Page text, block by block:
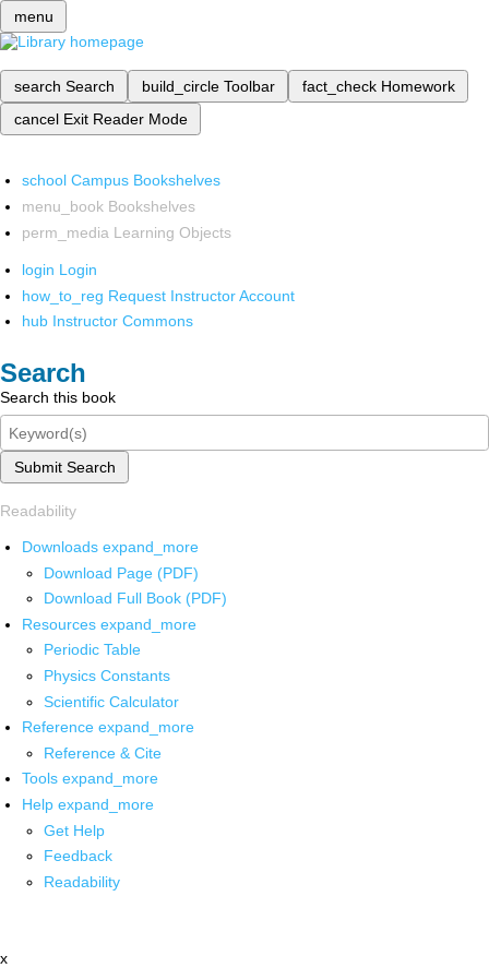
menu
search Search build_circle Toolbar fact_check Homework
cancel Exit Reader Mode
school Campus Bookshelves
menu_book Bookshelves
perm_media Learning Objects
login Login
how_to_reg Request Instructor Account
hub Instructor Commons
Search
Search this book
Submit Search
Readability
Downloads expand_more
Download Page (PDF)
Download Full Book (PDF)
Resources expand_more
Periodic Table
Physics Constants
Scientific Calculator
Reference expand_more
Reference & Cite
Tools expand_more
Help expand_more
Get Help
Feedback
Readability
x